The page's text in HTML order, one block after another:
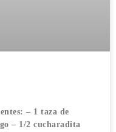
– 1 taza de
– 1/2 cucharadita